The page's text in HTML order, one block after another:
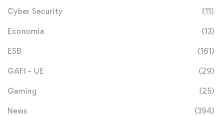
Cyber Security (11)
Economia (13)
ESB (161)
GAFI – UE (29)
Gaming (25)
News (394)